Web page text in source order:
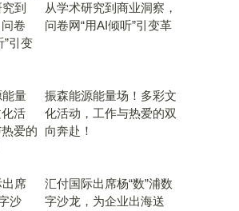
从学术研究到商业洞察，
问卷网“用AI倾听”引变革
振森能源能量场！多彩文
化活动，工作与热爱的双
向奔赴！
汇付国际出席杨“数”浦数
字沙龙，为企业出海送